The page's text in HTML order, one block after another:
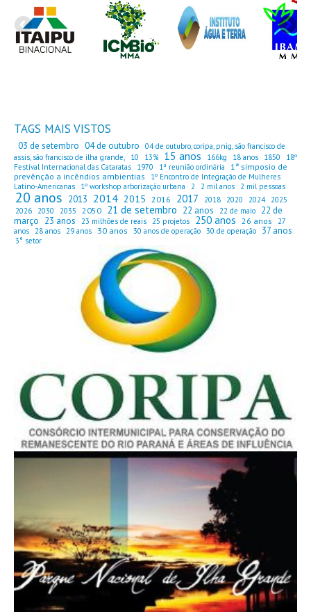
TAGS MAIS VISTOS
03 de setembro 04 de outubro
04 de outubro, coripa, pnig, são francisco de
assis, são francisco de ilha grande,
10 13% 15 anos 166kg 18 anos 1850
18º
Festival Internacional das Cataratas
1970 1ª reunião ordinária
1ª simposio de
prevênção a incêndios ambientias
1º Encontro de Integração de Mulheres
Latino-Americanas
1º workshop arborização urbana 2 2 mil anos 2 mil pessoas
20 anos 2013 2014 2015 2016 2017 2018 2020 2024
2025
2026
2030 2035 2050 21 de setembro 22 anos 22 de maio
22 de
março 23 anos 23 milhões de reais 25 projetos 250 anos 26 anos
27
anos
28 anos 29 anos 30 anos 30 anos de operação 30 de operação 37 anos
3° setor